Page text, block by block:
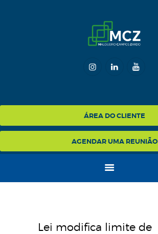
ÁREA DO CLIENTE
AGENDAR UMA REUNIÃO
NA MÍDIA
BLOG
CONTATO
Lei modifica limite de